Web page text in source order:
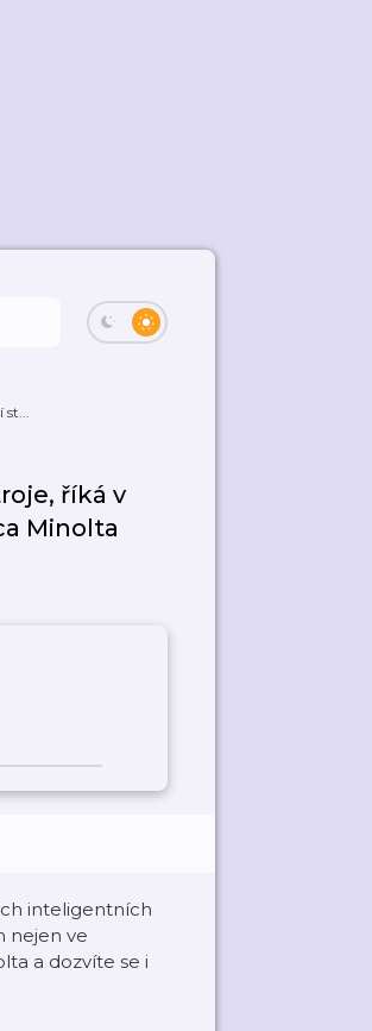
říká v
Minolta
inteligentních
nejen ve
a dozvíte se i